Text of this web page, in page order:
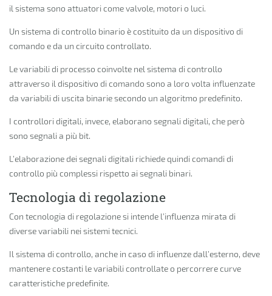
il sistema sono attuatori come valvole, motori o luci.
Un sistema di controllo binario è costituito da un dispositivo di
comando e da un circuito controllato.
Le variabili di processo coinvolte nel sistema di controllo
attraverso il dispositivo di comando sono a loro volta influenzate
da variabili di uscita binarie secondo un algoritmo predefinito.
I controllori digitali, invece, elaborano segnali digitali, che però
sono segnali a più bit.
L’elaborazione dei segnali digitali richiede quindi comandi di
controllo più complessi rispetto ai segnali binari.
Tecnologia di regolazione
Con tecnologia di regolazione si intende l’influenza mirata di
diverse variabili nei sistemi tecnici.
Il sistema di controllo, anche in caso di influenze dall’esterno, deve
mantenere costanti le variabili controllate o percorrere curve
caratteristiche predefinite.